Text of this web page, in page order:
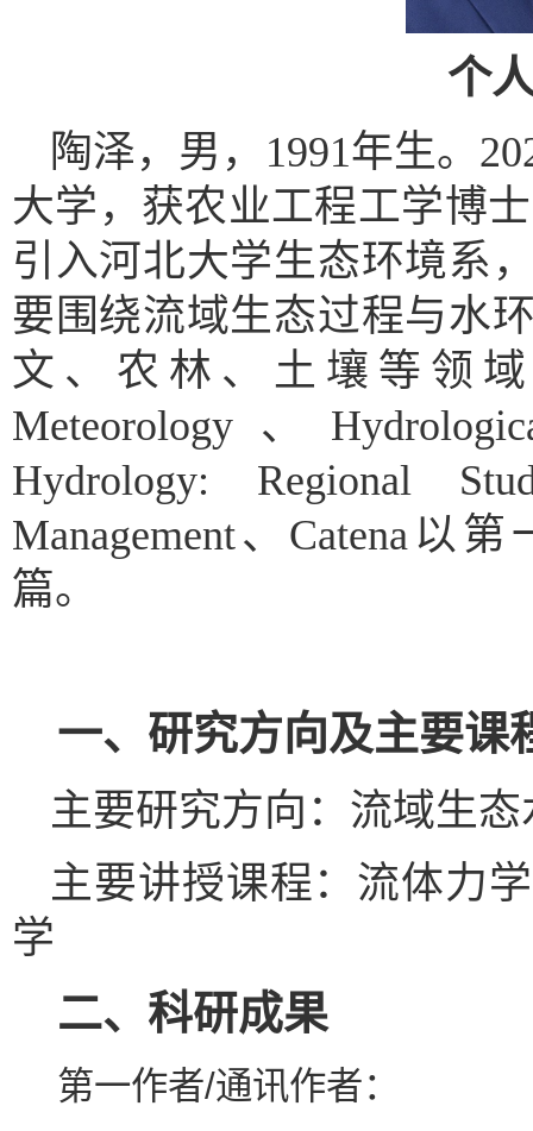
个
陶泽， 男， 1991年生。 2
大学 ，获农业工程工学博士
引入河北大学生态环境系
要围绕流域生态过程与水
文、农林 、土壤等 领
Meteorology 、
Hydrology: Regional
Management、 Catena 以第
篇。
一、 研究方向及主要课
主要研究方向： 流域生
主要讲授课程： 流体力
学
二、科研成果
第一作者/通讯作者：